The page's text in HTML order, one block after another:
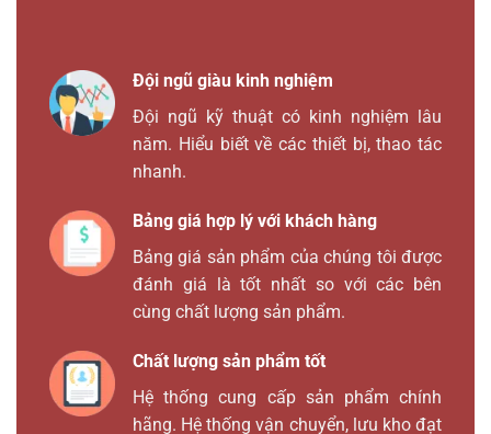
Đội ngũ giàu kinh nghiệm
Đội ngũ kỹ thuật có kinh nghiệm lâu
năm. Hiểu biết về các thiết bị, thao tác
nhanh.
Bảng giá hợp lý với khách hàng
Bảng giá sản phẩm của chúng tôi được
đánh giá là tốt nhất so với các bên
cùng chất lượng sản phẩm.
Chất lượng sản phẩm tốt
Hệ thống cung cấp sản phẩm chính
hãng. Hệ thống vận chuyển, lưu kho đạt